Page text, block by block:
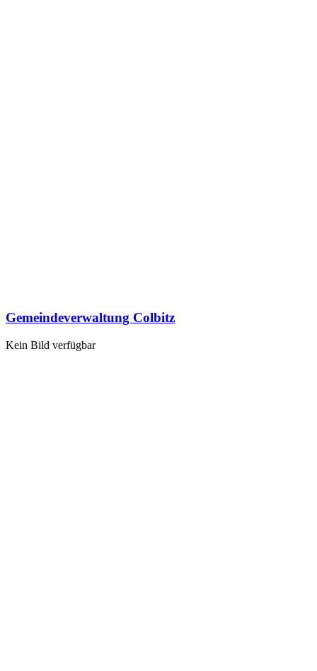
Gemeindeverwaltung Colbitz
Kein Bild verfügbar